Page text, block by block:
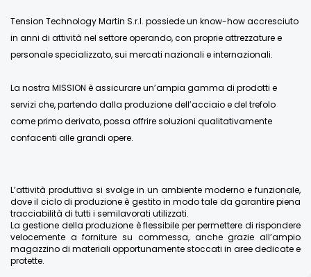
Tension Technology Martin S.r.l. possiede un know-how accresciuto
in anni di attività nel settore operando, con proprie attrezzature e
personale specializzato, sui mercati nazionali e internazionali.
La nostra MISSION è assicurare un’ampia gamma di prodotti e
servizi che, partendo dalla produzione dell’acciaio e del trefolo
come primo derivato, possa offrire soluzioni qualitativamente
confacenti alle grandi opere.
L’attività produttiva si svolge in un ambiente moderno e funzionale,
dove il ciclo di produzione è gestito in modo tale da garantire piena
tracciabilità di tutti i semilavorati utilizzati.
La gestione della produzione è flessibile per permettere di rispondere
velocemente a forniture su commessa, anche grazie all’ampio
magazzino di materiali opportunamente stoccati in aree dedicate e
protette.